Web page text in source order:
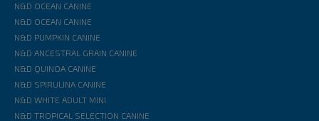
N&D OCEAN CANINE
N&D OCEAN CANINE
N&D PUMPKIN CANINE
N&D ANCESTRAL GRAIN CANINE
N&D QUINOA CANINE
N&D SPIRULINA CANINE
N&D WHITE ADULT MINI
N&D TROPICAL SELECTION CANINE